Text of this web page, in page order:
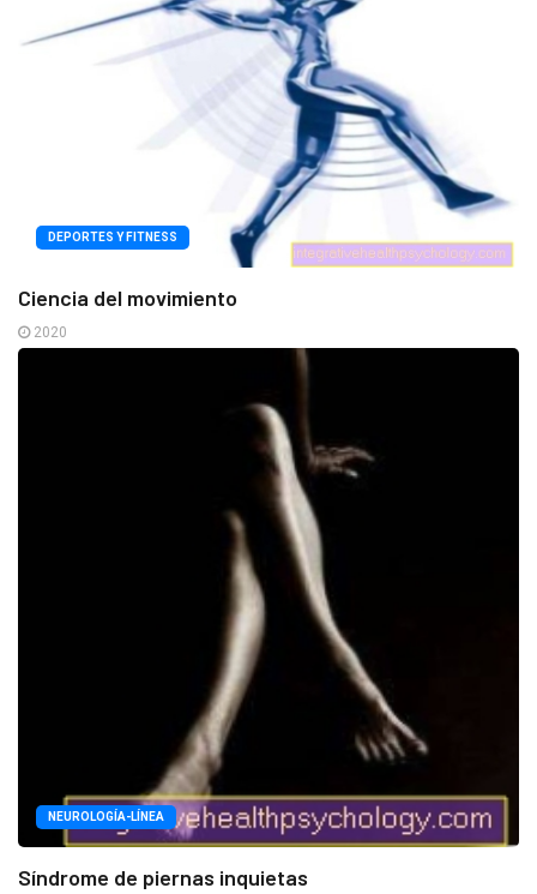
DEPORTES Y FITNESS
Ciencia del movimiento
2020
NEUROLOGÍA-LÍNEA
Síndrome de piernas inquietas